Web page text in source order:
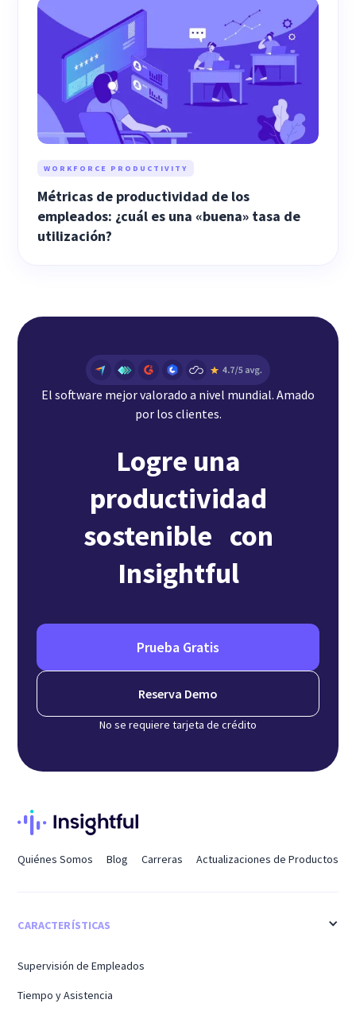
WORKFORCE PRODUCTIVITY
Métricas de productividad de los
empleados: ¿cuál es una «buena» tasa de
utilización?
El software mejor valorado a nivel mundial. Amado
por los clientes.
Logre una
productividad
sostenible con
Insightful
Prueba Gratis
Reserva Demo
No se requiere tarjeta de crédito
Quiénes Somos Blog Carreras Actualizaciones de Productos
CARACTERÍSTICAS
Supervisión de Empleados
Tiempo y Asistencia